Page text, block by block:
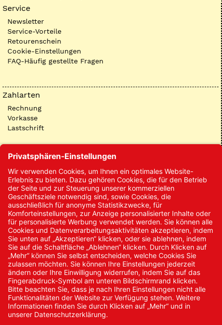
Service
Newsletter
Service-Vorteile
Retourenschein
Cookie-Einstellungen
FAQ-Häufig gestellte Fragen
Zahlarten
Rechnung
Vorkasse
Lastschrift
Kontakt
Kontakt/Anfrage
Neukundenanmeldung
Kennwort vergessen
Bestellungen
Sendung verfolgen